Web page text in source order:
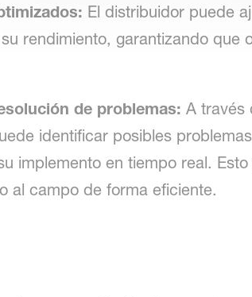
El distribuidor puede
rendimiento, garantizando que
de problemas: A través
identificar posibles
implemento en tiempo real.
al campo de forma eficiente.